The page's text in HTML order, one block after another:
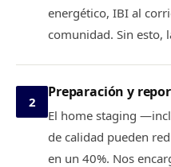
energético, IBI al
comunidad. Sin esto,
2
Preparación y
El home staging
de calidad pueden
en un 40%. Nos